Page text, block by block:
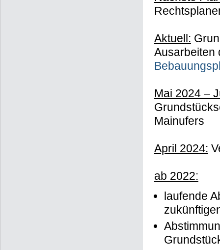
Aktuell:
Ausarbeiten
Mai 2024 –
Mainufers
April 2024:
ab 2022:
laufende